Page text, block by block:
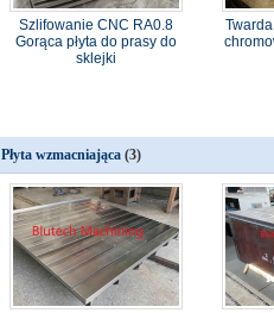
Szlifowanie CNC RA0.8
Gorąca płyta do prasy do
sklejki
Płyta wzmacniająca (3)